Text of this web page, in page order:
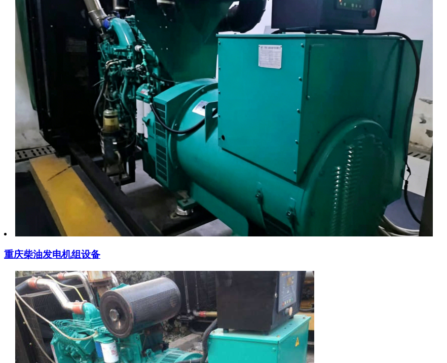
重庆柴油发电机组设备